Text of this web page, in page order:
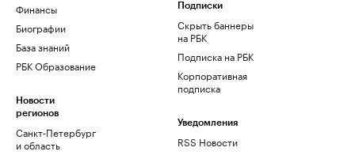
Финансы
Биографии
База знаний
РБК Образование
Новости
регионов
Санкт-Петербург
и область
Подписки
Скрыть баннеры
на РБК
Подписка на РБК
Корпоративная
подписка
Уведомления
RSS Новости